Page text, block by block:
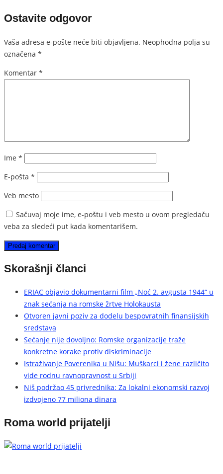
Ostavite odgovor
Vaša adresa e-pošte neće biti objavljena. Neophodna polja su
označena *
Komentar *
Ime *
E-pošta *
Veb mesto
Sačuvaj moje ime, e-poštu i veb mesto u ovom pregledaču
veba za sledeći put kada komentarišem.
Skorašnji članci
ERIAC objavio dokumentarni film „Noć 2. avgusta 1944“ u
znak sećanja na romske žrtve Holokausta
Otvoren javni poziv za dodelu bespovratnih finansijskih
sredstava
Sećanje nije dovoljno: Romske organizacije traže
konkretne korake protiv diskriminacije
Istraživanje Poverenika u Nišu: Muškarci i žene različito
vide rodnu ravnopravnost u Srbiji
Niš podržao 45 privrednika: Za lokalni ekonomski razvoj
izdvojeno 77 miliona dinara
Roma world prijatelji